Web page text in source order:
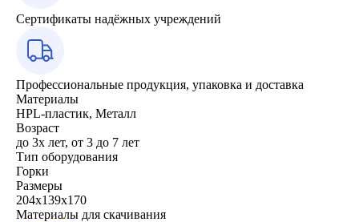
Сертификаты надёжных учреждений
Профессиональные продукция, упаковка и доставка
Материалы
HPL-пластик, Металл
Возраст
до 3х лет, от 3 до 7 лет
Тип оборудования
Горки
Размеры
204х139х170
Материалы для скачивания